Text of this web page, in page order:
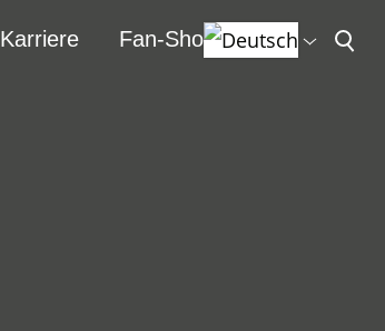
Karriere Fan-Shop